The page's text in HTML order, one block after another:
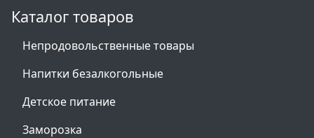
Каталог товаров
Непродовольственные товары
Напитки безалкогольные
Детское питание
Заморозка